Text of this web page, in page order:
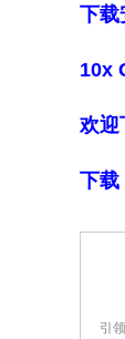
下载
10x
欢迎
下载
引